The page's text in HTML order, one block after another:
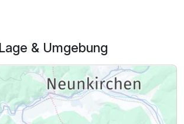
Lage & Umgebung